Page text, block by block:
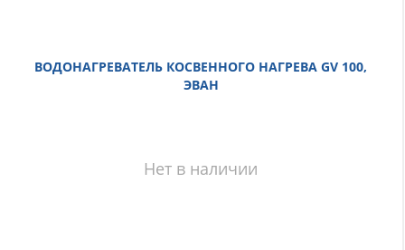
ВОДОНАГРЕВАТЕЛЬ КОСВЕННОГО НАГРЕВА GV 100,
ЭВАН
Нет в наличии